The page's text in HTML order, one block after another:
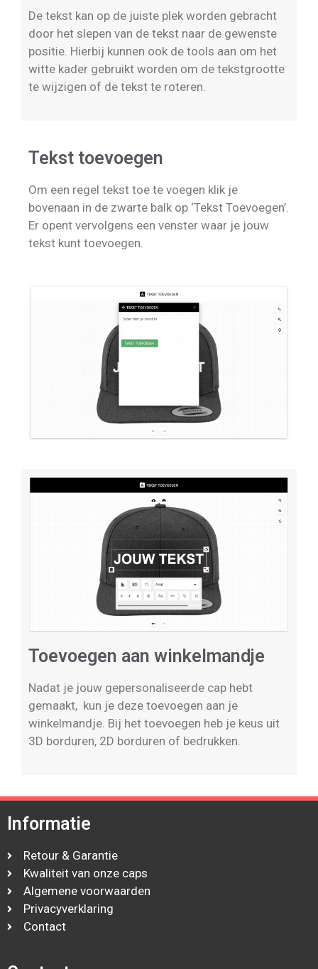
De tekst kan op de juiste plek worden gebracht
door het slepen van de tekst naar de gewenste
positie. Hierbij kunnen ook de tools aan om het
witte kader gebruikt worden om de tekstgrootte
te wijzigen of de tekst te roteren.
Tekst toevoegen
Om een regel tekst toe te voegen klik je
bovenaan in de zwarte balk op ‘Tekst Toevoegen’.
Er opent vervolgens een venster waar je jouw
tekst kunt toevoegen.
Toevoegen aan winkelmandje
Nadat je jouw gepersonaliseerde cap hebt
gemaakt, kun je deze toevoegen aan je
winkelmandje. Bij het toevoegen heb je keus uit
3D borduren, 2D borduren of bedrukken.
Informatie
Retour & Garantie
Kwaliteit van onze caps
Algemene voorwaarden
Privacyverklaring
Contact